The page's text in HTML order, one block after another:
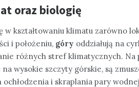
oraz biologię
kształtowaniu klimatu zarówno
i położeniu, góry oddziałują na
różnych stref klimatycznych. Na
wysokie szczyty górskie, są
i skraplania pary